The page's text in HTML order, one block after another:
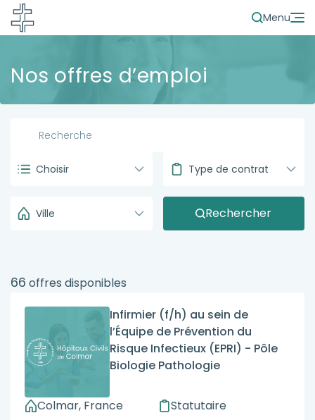
Menu
Nos offres d’emploi
Choisir Type de contrat
Ville Rechercher
66 offres disponibles
Infirmier (f/h) au sein de
l’Équipe de Prévention du
Risque Infectieux (EPRI) - Pôle
Biologie Pathologie
Colmar, France
Statutaire